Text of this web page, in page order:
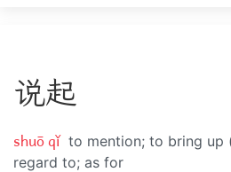
说起
shuō qǐ to mention; to bring up
regard to; as for